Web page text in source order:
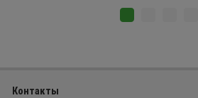
Контакты